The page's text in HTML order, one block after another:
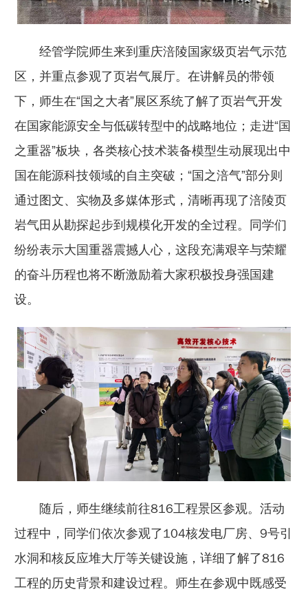
经管学院师生来到重庆涪陵国家级页岩气示范
区，并重点参观了页岩气展厅。在讲解员的带领
下，师生在“国之大者”展区系统了解了页岩气开发
在国家能源安全与低碳转型中的战略地位；走进“国
之重器”板块，各类核心技术装备模型生动展现出中
国在能源科技领域的自主突破；“国之涪气”部分则
通过图文、实物及多媒体形式，清晰再现了涪陵页
岩气田从勘探起步到规模化开发的全过程。同学们
纷纷表示大国重器震撼人心，这段充满艰辛与荣耀
的奋斗历程也将不断激励着大家积极投身强国建
设。
随后，师生继续前往816工程景区参观。活动
过程中，同学们依次参观了104核发电厂房、9号引
水洞和核反应堆大厅等关键设施，详细了解了816
工程的历史背景和建设过程。师生在参观中既感受